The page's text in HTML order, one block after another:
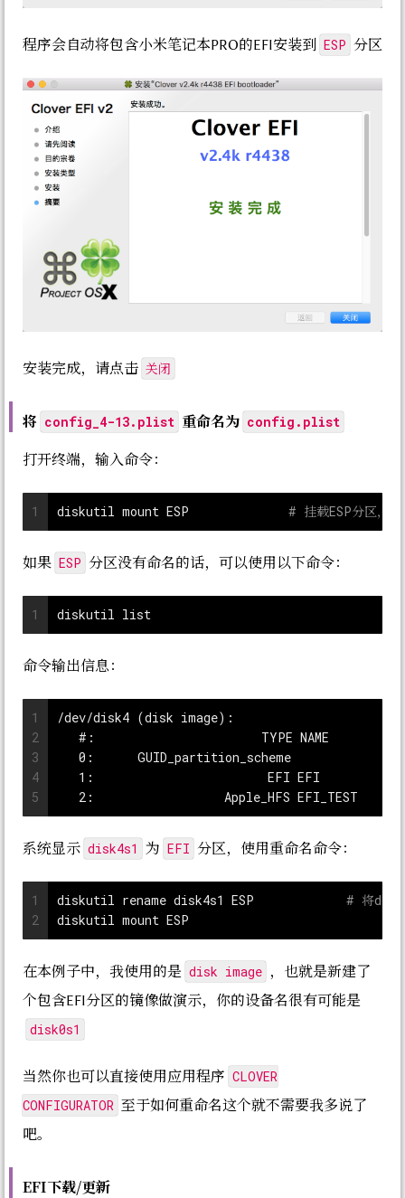
程序会自动将包含小米笔记本PRO的EFI安装到 ESP 分区
安装完成，请点击 关闭
将 config_4-13.plist 重命名为 config.plist
打开终端，输入命令：
1 # 挂载ESP分区，假
如果 ESP 分区没有命名的话，可以使用以下命令：
1 diskutil list
命令输出信息：
1
2
3
4
5
/dev/disk4 (disk image):
#:                       TYPE NAME
0:      GUID_partition_scheme
1:                        EFI EFI
2:                  Apple_HFS EFI_TEST
系统显示 disk4s1 为 EFI 分区，使用重命名命令：
1
2
# 将
在本例子中，我使用的是 disk image ，也就是新建了
个包含EFI分区的镜像做演示，你的设备名很有可能是
disk0s1
当然你也可以直接使用应用程序 CLOVER
CONFIGURATOR 至于如何重命名这个就不需要我多说了
吧。
EFI下载/更新